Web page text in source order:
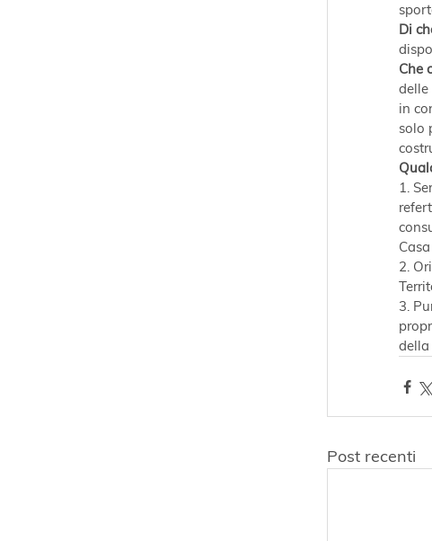
Di
Che
delle
in
solo
1.
2.
3.
Post recenti